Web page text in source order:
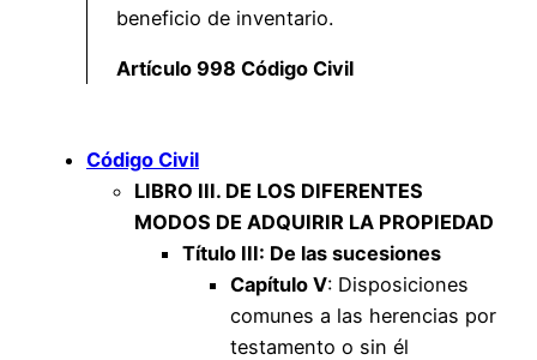
beneficio de inventario.
Artículo 998 Código Civil
Código Civil
LIBRO III. DE LOS DIFERENTES
MODOS DE ADQUIRIR LA PROPIEDAD
Título III: De las sucesiones
Capítulo V: Disposiciones
comunes a las herencias por
testamento o sin él